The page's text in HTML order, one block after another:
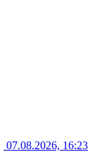
07.08.2026, 16:23